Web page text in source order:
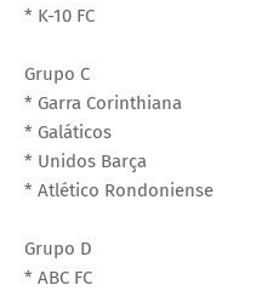
* K-10 FC
Grupo C
* Garra Corinthiana
* Galáticos
* Unidos Barça
* Atlético Rondoniense
Grupo D
* ABC FC